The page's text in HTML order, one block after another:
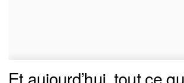
Et aujourd’hui, tout ce